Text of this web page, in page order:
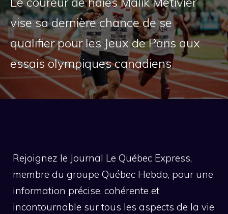
vise sa dernière chance de se
qualifier pour les Jeux de Paris aux
essais olympiques canadiens
Rejoignez le Journal Le Québec Express,
membre du groupe Québec Hebdo, pour une
information précise, cohérente et
incontournable sur tous les aspects de la vie